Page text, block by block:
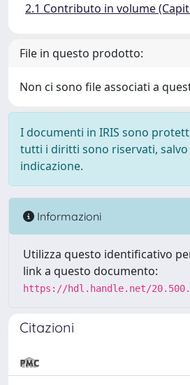
2.1 Contributo in volume
File in questo prodotto:
Non ci sono file associati a
I documenti in IRIS sono
tutti i diritti sono riservati, salvo
indicazione.
Informazioni
Utilizza questo identificativo
link a questo documento:
https://hdl.handle.net/
Citazioni